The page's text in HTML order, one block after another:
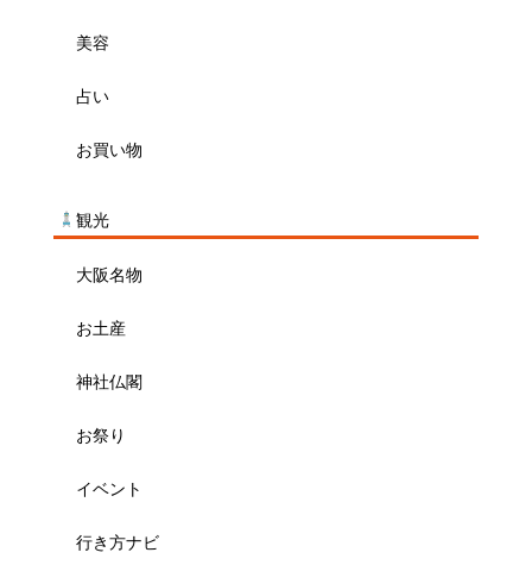
美容
占い
お買い物
観光
大阪名物
お土産
神社仏閣
お祭り
イベント
行き方ナビ